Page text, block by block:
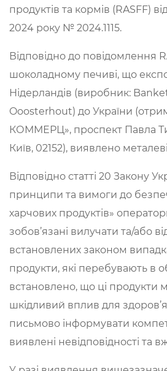
продуктів та кормів (RASFF)
2024 року № 2024.1115.
Відповідно до повідомлення
шоколадному печиві, що
Нідерландів (виробник:
Ooosterhout) до України
КОММЕРЦ», проспект Павла
Київ, 02152), виявлено
Відповідно статті 20 Закону
принципи та вимоги до
харчових продуктів»
зобов’язані вилучати та/або
встановлених законом
продукти, які перебувають в
встановлено, що ці продукти
шкідливий вплив для
письмово інформувати
виявлені невідповідності та